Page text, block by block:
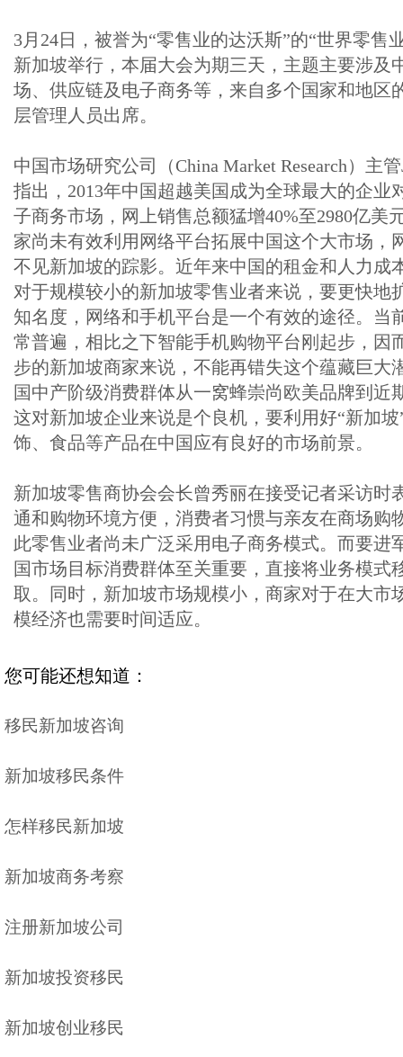
3月24日，被誉为“零售业的达沃斯”的“世界零售
新加坡举行，本届大会为期三天，主题主要涉及
场、供应链及电子商务等，来自多个国家和地区
层管理人员出席。
中国市场研究公司（China Market Research）主
指出，2013年中国超越美国成为全球最大的企业
子商务市场，网上销售总额猛增40%至2980亿美
家尚未有效利用网络平台拓展中国这个大市场，
不见新加坡的踪影。近年来中国的租金和人力成
对于规模较小的新加坡零售业者来说，要更快地
知名度，网络和手机平台是一个有效的途径。当
常普遍，相比之下智能手机购物平台刚起步，因
步的新加坡商家来说，不能再错失这个蕴藏巨大
国中产阶级消费群体从一窝蜂崇尚欧美品牌到近
这对新加坡企业来说是个良机，要利用好“新加
饰、食品等产品在中国应有良好的市场前景。
新加坡零售商协会会长曾秀丽在接受记者采访时
通和购物环境方便，消费者习惯与亲友在商场购
此零售业者尚未广泛采用电子商务模式。而要进
国市场目标消费群体至关重要，直接将业务模式
取。同时，新加坡市场规模小，商家对于在大市
模经济也需要时间适应。
您可能还想知道：
移民新加坡咨询
新加坡移民条件
怎样移民新加坡
新加坡商务考察
注册新加坡公司
新加坡投资移民
新加坡创业移民